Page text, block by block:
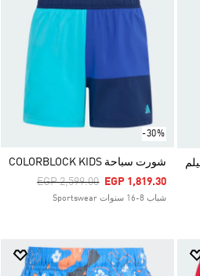
-30%
شورت سباحة COLORBLOCK KIDS
Price Reduced From
EGP 2,599.00ToEGP 1,819.30
شباب 8-16 سنوات Sportswear